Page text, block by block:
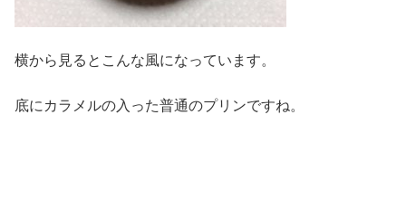
横から見るとこんな風になっています。
底にカラメルの入った普通のプリンですね。